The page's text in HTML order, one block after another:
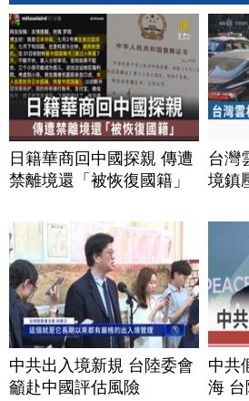
日籍華商回中國探親 傳遭
禁離境還「被恢復國籍」
台灣
境鎮
中共出入境新規 台陸委會
籲赴中國評估風險
中共
海 台